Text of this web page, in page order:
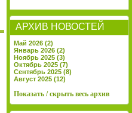
АРХИВ НОВОСТЕЙ
Май 2026 (2)
Январь 2026 (2)
Ноябрь 2025 (3)
Октябрь 2025 (7)
Сентябрь 2025 (8)
Август 2025 (12)
Показать / скрыть весь архив